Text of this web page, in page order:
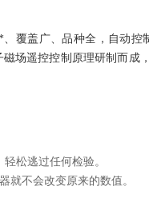
覆盖广、品种全，自动控
场遥控控制原理研制而成
松逃过任何检验。
就不会改变原来的数值。